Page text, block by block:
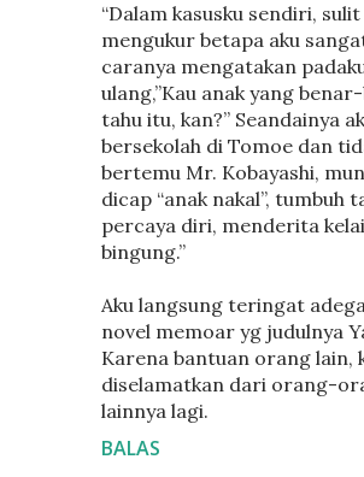
“Dalam kasusku sendiri,
mengukur betapa aku
caranya mengatakan
ulang,”Kau anak yang
tahu itu, kan?” Seandainya
bersekolah di Tomoe dan
bertemu Mr. Kobayashi,
dicap “anak nakal”, tumbuh
percaya diri, menderita
bingung.”
Aku langsung teringat
novel memoar yg judulnya
Karena bantuan orang lain,
diselamatkan dari orang-
lainnya lagi.
BALAS